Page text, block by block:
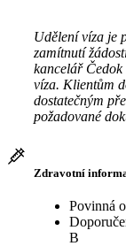
Udělení víza je
zamítnutí
kancelář Čedok
víza. Klientům
dostatečným
požadované
Zdravotní
Povinná
B